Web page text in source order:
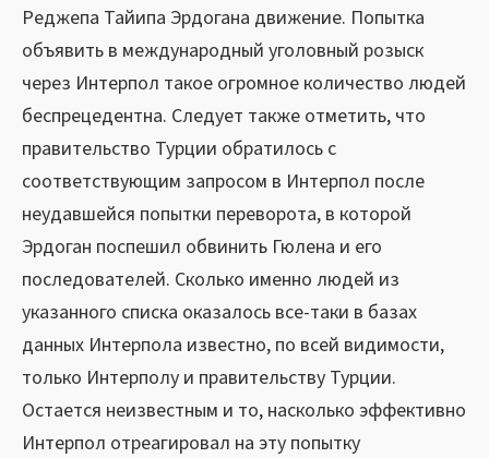
Реджепа Тайипа Эрдогана движение. Попытка
объявить в международный уголовный розыск
через Интерпол такое огромное количество людей
беспрецедентна. Следует также отметить, что
правительство Турции обратилось с
соответствующим запросом в Интерпол после
неудавшейся попытки переворота, в которой
Эрдоган поспешил обвинить Гюлена и его
последователей. Сколько именно людей из
указанного списка оказалось все-таки в базах
данных Интерпола известно, по всей видимости,
только Интерполу и правительству Турции.
Остается неизвестным и то, насколько эффективно
Интерпол отреагировал на эту попытку